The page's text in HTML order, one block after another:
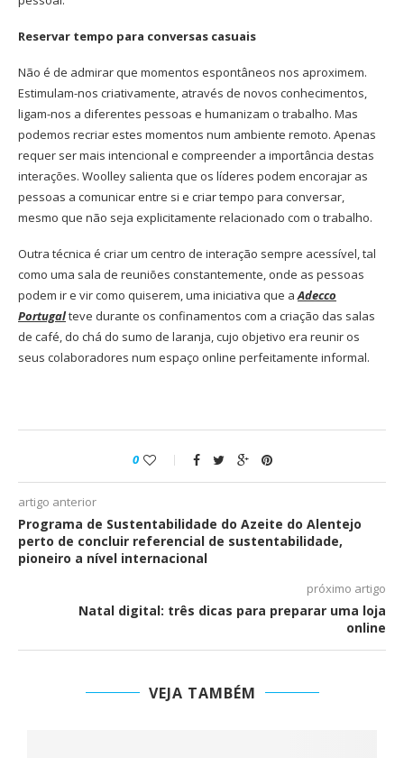
Reservar tempo para conversas casuais
Não é de admirar que momentos espontâneos nos aproximem.
Estimulam-nos criativamente, através de novos conhecimentos,
ligam-nos a diferentes pessoas e humanizam o trabalho. Mas
podemos recriar estes momentos num ambiente remoto. Apenas
requer ser mais intencional e compreender a importância destas
interações. Woolley salienta que os líderes podem encorajar as
pessoas a comunicar entre si e criar tempo para conversar,
mesmo que não seja explicitamente relacionado com o trabalho.
Outra técnica é criar um centro de interação sempre acessível, tal
como uma sala de reuniões constantemente, onde as pessoas
podem ir e vir como quiserem, uma iniciativa que aAdecco
Portugalteve durante os confinamentos com a criação das salas
de café, do chá do sumo de laranja, cujo objetivo era reunir os
seus colaboradores num espaço online perfeitamente informal.
0
artigo anterior
Programa de Sustentabilidade do Azeite do Alentejo
perto de concluir referencial de sustentabilidade,
pioneiro a nível internacional
próximo artigo
Natal digital: três dicas para preparar uma loja
online
VEJA TAMBÉM